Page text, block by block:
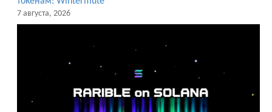
7 августа, 2026